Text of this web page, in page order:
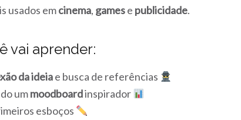
usados emcinema, gamese publicidade.
vai aprender:
da ideiae busca de referências
ummoodboardinspirador
esboços